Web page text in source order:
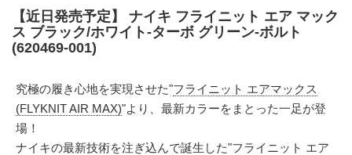
【近日発売予定】 ナイキ フライニット エア マック
ス ブラック/ホワイト-ターボ グリーン-ボルト
(620469-001)
究極の履き心地を実現させた"フライニット エアマックス
(FLYKNIT AIR MAX)"より、最新カラーをまとった一足が登
場！
ナイキの最新技術を注ぎ込んで誕生した"フライニット エア